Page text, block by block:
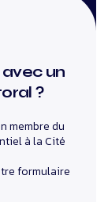
un
?
membre du
à la Cité
formulaire